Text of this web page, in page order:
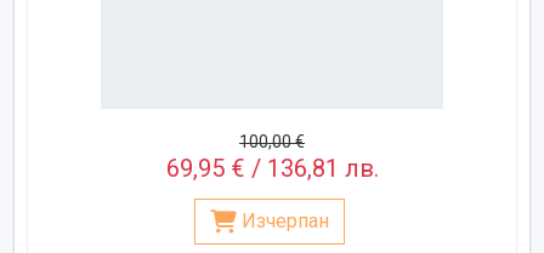
100,00 €
69,95 € / 136,81 лв.
Изчерпан